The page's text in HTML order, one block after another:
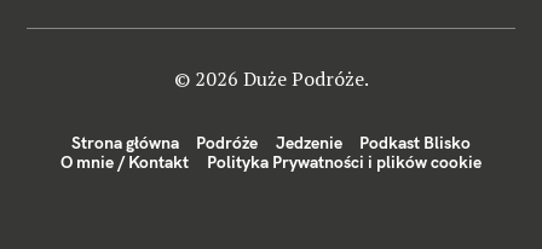
Strona główna Podróże Jedzenie
Podkast Blisko
O mnie / Kontakt
Polityka Prywatności i plików cookie
© 2026 Duże Podróże.